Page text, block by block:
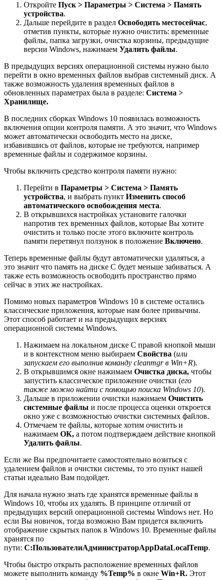
Откройте Пуск > Параметры > Система > Память
устройства.
Дальше перейдите в раздел Освободить местосейчас,
отметив пункты, которые нужно очистить: временные
файлы, папка загрузки, очистка корзины, предыдущие
версии Windows, нажимаем Удалить файлы.
В предыдущих версиях операционной системы нужно было
перейти в окно временных файлов выбрав системный диск. А
также возможность удаления временных файлов в
обновленных параметрах была в разделе: Система >
Хранилище.
В последних сборках Windows 10 появилась возможность
включения опции контроля памяти. А это значит, что Windows
может автоматически освободить место на диске,
избавившись от файлов, которые не требуются, например
временные файлы и содержимое корзины.
Чтобы включить средство контроля памяти нужно:
Перейти в Параметры > Система > Память
устройства, и выбрать пункт Изменить способ
автоматического освобождения места.
В открывшихся настройках установите галочки
напротив тех временных файлов, которые Вы хотите
очистить и только после этого включите контроль
памяти перетянул ползунок в положение Включено.
Теперь временные файлы будут автоматически удаляться, а
это значит что память на диске С будет меньше забиваться. А
также есть возможность освободить пространство прямо
сейчас в этих же настройках.
Помимо новых параметров Windows 10 в системе остались
классические приложения, которые нам более привычны.
Этот способ работает и на предыдущих версиях
операционной системы Windows.
Нажимаем на локальном диске С правой кнопкой мыши
и в контекстном меню выбираем Свойства (или
запускаем его выполнив команду cleanmgr в Win+R).
В открывшимся окне нажимаем Очистка диска, чтобы
запустить классическое приложение очистки (его
также можно найти с помощью поиска Windows 10).
Дальше в приложении очистки нажимаем Очистить
системные файлы и после процесса оценки откроется
окно уже с возможностью очистки системных файлов.
Отмечаем те файлы, которые хотим очистить и
нажимаем ОК, а потом подтверждаем действие кнопкой
Удалить файлы.
Если же Вы предпочитаете самостоятельно возиться с
удалением файлов и очистки системы, то это пункт нашей
статьи идеально Вам подойдет.
Для начала нужно знать где хранятся временные файлы в
Windows 10, чтобы их удалять. В принципе отличий от
предыдущих версий операционной системы Windows нет. Но
если Вы новичок, тогда возможно Вам придется включить
отображение скрытых папок в Windows 10. Временные файлы
хранятся по
пути: C:ПользователиАдминистраторAppDataLocalTemp.
Чтобы быстро открыть расположение временных файлов
можете выполнить команду %Temp% в окне Win+R. Этот